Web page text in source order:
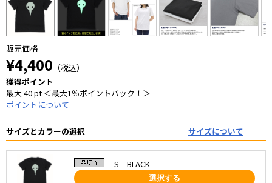
販売価格
¥4,400 （税込）
獲得ポイント
最大 40 pt ＜最大1％ポイントバック！＞
ポイントについて
サイズとカラーの選択 サイズについて
S BLACK
選択する